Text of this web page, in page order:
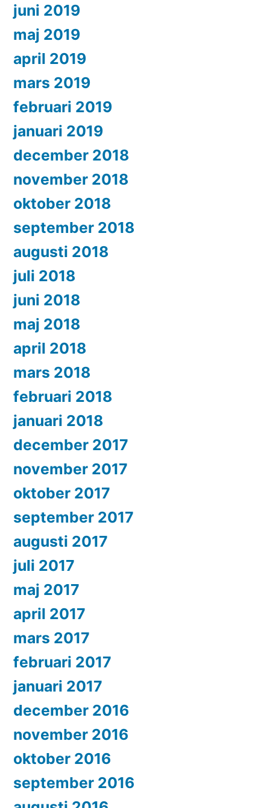
juni 2019
maj 2019
april 2019
mars 2019
februari 2019
januari 2019
december 2018
november 2018
oktober 2018
september 2018
augusti 2018
juli 2018
juni 2018
maj 2018
april 2018
mars 2018
februari 2018
januari 2018
december 2017
november 2017
oktober 2017
september 2017
augusti 2017
juli 2017
maj 2017
april 2017
mars 2017
februari 2017
januari 2017
december 2016
november 2016
oktober 2016
september 2016